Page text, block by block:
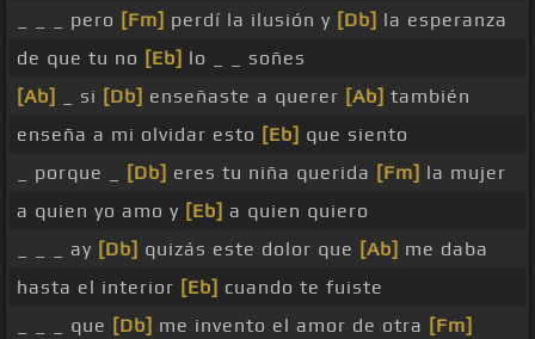
_ _ _ pero [Fm] perdí la ilusión y [Db] la esperanza
de que tu no [Eb] lo _ _ soñes
[Ab]
_ si [Db] enseñaste a querer [Ab] también
enseña a mi olvidar esto [Eb] que siento
_ porque _
[Db] eres tu niña querida [Fm] la mujer
a quien yo amo y [Eb] a quien quiero
_ _ _ ay [Db] quizás este dolor que [Ab] me daba
hasta el interior [Eb] cuando te fuiste
_ _ _ que [Db] me invento el amor de otra [Fm]